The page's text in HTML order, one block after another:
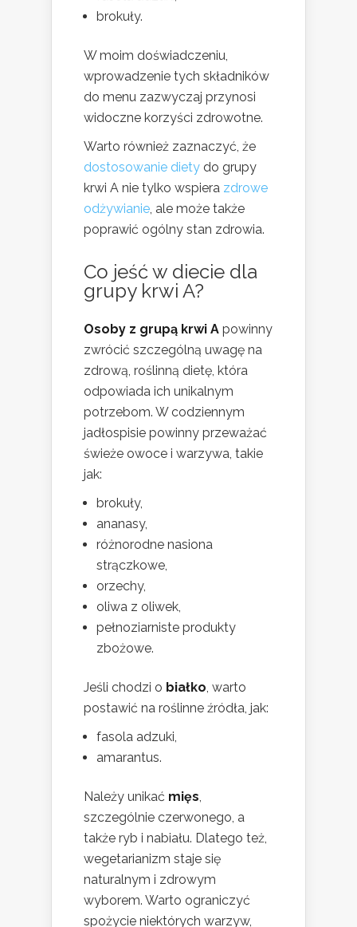
brokuły.
W moim doświadczeniu,
wprowadzenie tych składników
do menu zazwyczaj przynosi
widoczne korzyści zdrowotne.
Warto również zaznaczyć, że
dostosowanie diety do grupy
krwi A nie tylko wspiera zdrowe
odżywianie, ale może także
poprawić ogólny stan zdrowia.
Co jeść w diecie dla
grupy krwi A?
Osoby z grupą krwi A powinny
zwrócić szczególną uwagę na
zdrową, roślinną dietę, która
odpowiada ich unikalnym
potrzebom. W codziennym
jadłospisie powinny przeważać
świeże owoce i warzywa, takie
jak:
brokuły,
ananasy,
różnorodne nasiona
strączkowe,
orzechy,
oliwa z oliwek,
pełnoziarniste produkty
zbożowe.
Jeśli chodzi o białko, warto
postawić na roślinne źródła, jak:
fasola adzuki,
amarantus.
Należy unikać mięs,
szczególnie czerwonego, a
także ryb i nabiału. Dlatego też,
wegetarianizm staje się
naturalnym i zdrowym
wyborem. Warto ograniczyć
spożycie niektórych warzyw,